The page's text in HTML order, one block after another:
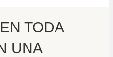
TODA
UNA